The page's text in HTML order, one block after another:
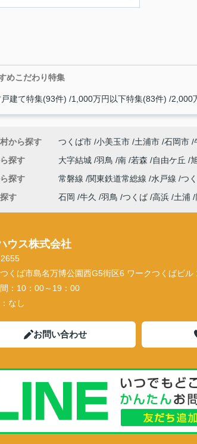
めこだわり特集
建て特集(93件) 1,000万円以下特集(83件) 2,000
から探す つくば市 小美玉市 土浦市 石岡市
探す
大字結城 羽鳥 南 若森 自由ケ丘
探す
常磐線 関東鉄道常総線 水戸線 つ
す
石岡 牛久 羽鳥 つくば 高浜 土浦
ウス株式会社
くば市島名万博公園西G5街区6 ワークつくばビル
： 10：00～19：00
なし
お問い合わせ